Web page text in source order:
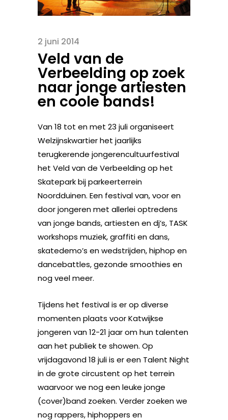
2 juni 2014
Veld van de
Verbeelding op zoek
naar jonge artiesten
en coole bands!
Van 18 tot en met 23 juli organiseert
Welzijnskwartier het jaarlijks
terugkerende jongerencultuurfestival
het Veld van de Verbeelding op het
Skatepark bij parkeerterrein
Noordduinen. Een festival van, voor en
door jongeren met allerlei optredens
van jonge bands, artiesten en dj’s, TASK
workshops muziek, graffiti en dans,
skatedemo’s en wedstrijden, hiphop en
dancebattles, gezonde smoothies en
nog veel meer.
Tijdens het festival is er op diverse
momenten plaats voor Katwijkse
jongeren van 12-21 jaar om hun talenten
aan het publiek te showen. Op
vrijdagavond 18 juli is er een Talent Night
in de grote circustent op het terrein
waarvoor we nog een leuke jonge
(cover)band zoeken. Verder zoeken we
nog rappers, hiphoppers en